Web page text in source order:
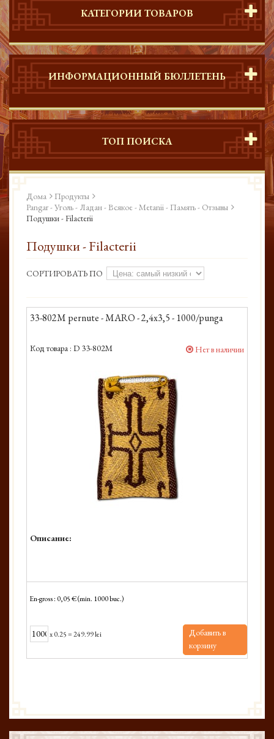
КАТЕГОРИИ ТОВАРОВ
ИНФОРМАЦИОННЫЙ БЮЛЛЕТЕНЬ
ТОП ПОИСКА
Дома
Продукты
Pangar - Уголь - Ладан - Всякое - Metanii - Память - Отзывы
Подушки - Filacterii
Подушки - Filacterii
СОРТИРОВАТЬ ПО
33-802M pernute - MARO - 2,4x3,5 - 1000/punga
Код товара : D 33-802M Нет в наличии
Описание:
En-gross : 0,05 € (min. 1000 buc.)
x0.25=249.99 lei
Добавить в
корзину